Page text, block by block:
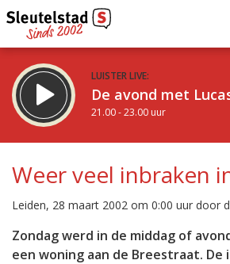
LUISTER LIVE:
De avond met
21.00 - 23.00 uur
De avond van Sleutelstad
23.00 - 0.00 uur
Vorig uur
Inklappen
Weer veel inbraken
Leiden, 28 maart 2002 om 0:00 uur door
Zondag werd in de middag of
een woning aan de Breestraat. De